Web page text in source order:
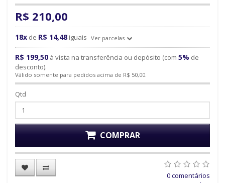
R$ 210,00
18x de R$ 14,48 iguais Ver parcelas
R$ 199,50 à vista na transferência ou depósito (com 5% de
desconto).
Válido somente para pedidos acima de R$ 50,00.
Qtd
COMPRAR
0 comentários